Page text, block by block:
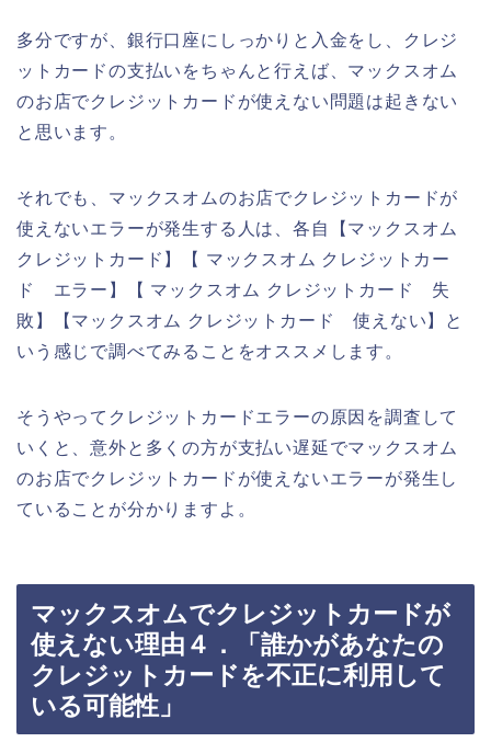
多分ですが、銀行口座にしっかりと入金をし、クレジ
ットカードの支払いをちゃんと行えば、マックスオム
のお店でクレジットカードが使えない問題は起きない
と思います。
それでも、マックスオムのお店でクレジットカードが
使えないエラーが発生する人は、各自【マックスオム
クレジットカード】【 マックスオム クレジットカー
ド エラー】【 マックスオム クレジットカード 失
敗】【マックスオム クレジットカード 使えない】と
いう感じで調べてみることをオススメします。
そうやってクレジットカードエラーの原因を調査して
いくと、意外と多くの方が支払い遅延でマックスオム
のお店でクレジットカードが使えないエラーが発生し
ていることが分かりますよ。
マックスオムでクレジットカードが
使えない理由４．「誰かがあなたの
クレジットカードを不正に利用して
いる可能性」